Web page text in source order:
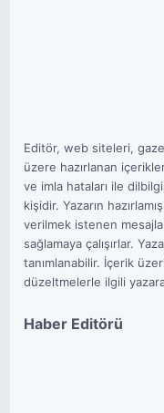
Editör, web siteleri,
üzere hazırlanan
ve imla hataları ile
kişidir. Yazarın
verilmek istenen
sağlamaya çalışırlar.
tanımlanabilir. İçerik
düzeltmelerle ilgili
Haber Editörü